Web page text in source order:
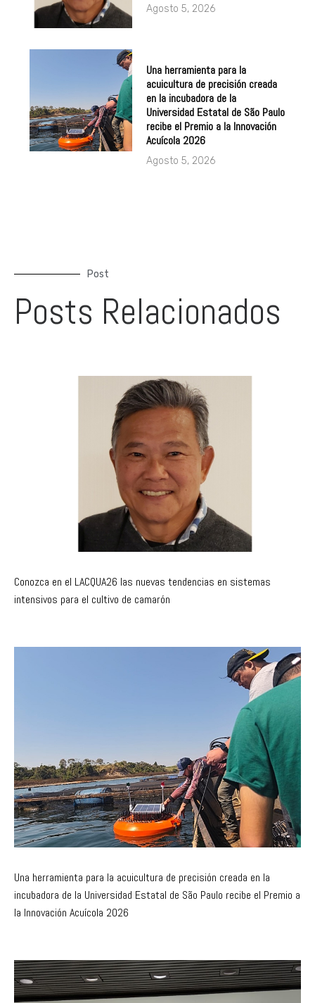
Agosto 5, 2026
Una herramienta para la
acuicultura de precisión creada
en la incubadora de la
Universidad Estatal de São Paulo
recibe el Premio a la Innovación
Acuícola 2026
Agosto 5, 2026
Post
Posts Relacionados
Conozca en el LACQUA26 las nuevas tendencias en sistemas
intensivos para el cultivo de camarón
Una herramienta para la acuicultura de precisión creada en la
incubadora de la Universidad Estatal de São Paulo recibe el Premio a
la Innovación Acuícola 2026